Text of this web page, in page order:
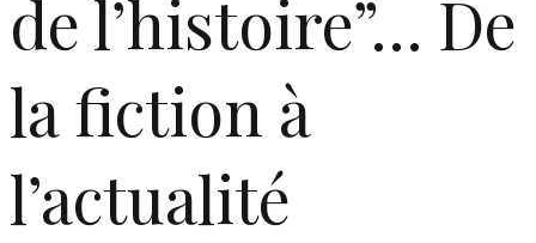
de l’histoire”… De
la fiction à
l’actualité